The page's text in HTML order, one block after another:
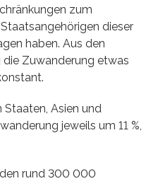
zum
dieser
haben. Aus den
Zuwanderung etwas
Asien und
jeweils um 11 %,
rund 300 000